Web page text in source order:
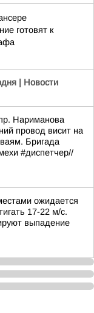
готовят к
| Новости
Нариманова
провод висит на
Бригада
#диспетчер//
ожидается
17-22 м/с.
выпадение